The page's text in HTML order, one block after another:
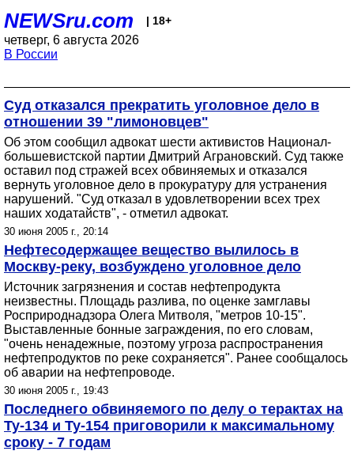
NEWSru.com | 18+
четверг, 6 августа 2026
В России
Суд отказался прекратить уголовное дело в
отношении 39 "лимоновцев"
Об этом сообщил адвокат шести активистов Национал-
большевистской партии Дмитрий Аграновский. Суд также
оставил под стражей всех обвиняемых и отказался
вернуть уголовное дело в прокуратуру для устранения
нарушений. "Суд отказал в удовлетворении всех трех
наших ходатайств", - отметил адвокат.
30 июня 2005 г., 20:14
Нефтесодержащее вещество вылилось в
Москву-реку, возбуждено уголовное дело
Источник загрязнения и состав нефтепродукта
неизвестны. Площадь разлива, по оценке замглавы
Росприроднадзора Олега Митволя, "метров 10-15".
Выставленные бонные заграждения, по его словам,
"очень ненадежные, поэтому угроза распространения
нефтепродуктов по реке сохраняется". Ранее сообщалось
об аварии на нефтепроводе.
30 июня 2005 г., 19:43
Последнего обвиняемого по делу о терактах на
Ту-134 и Ту-154 приговорили к максимальному
сроку - 7 годам